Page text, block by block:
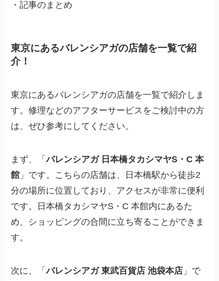
・記事のまとめ
東京にあるバレンシアガの店舗を一覧で紹
介！
東京にあるバレンシアガの店舗を一覧で紹介しま
す。修理などのアフターサービスをご検討中の方
は、ぜひ参考にしてください。
まず、「バレンシアガ 日本橋タカシマヤS・C 本
館 」です。こちらの店舗は、日本橋駅から徒歩2
分の場所に位置しており、アクセスが非常に便利
です。日本橋タカシマヤS・C 本館内にあるた
め、ショッピングの合間に立ち寄ることができま
す。
次に、「バレンシアガ 東武百貨店 池袋本店 」で